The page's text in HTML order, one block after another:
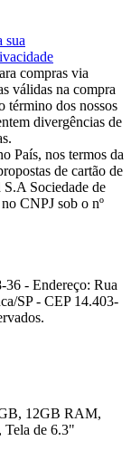
sua
compras via
válidas na compra
término dos nossos
divergências de
País, nos termos da
de cartão de
Sociedade de
CNPJ sob o nº
- Endereço: Rua
SP - CEP 14.403-
12GB RAM,
Tela de 6.3"